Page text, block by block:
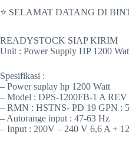
⭐ SELAMAT DATANG DI
READYSTOCK SIAP KIRIM
Unit : Power Supply HP 1200
Spesifikasi :
– Power suplay hp 1200 Watt
– Model : DPS-1200FB-1 A REV
– RMN : HSTNS- PD 19 GPN :
– Autorange input : 47-63 Hz
– Input : 200V – 240 V 6,6 A +